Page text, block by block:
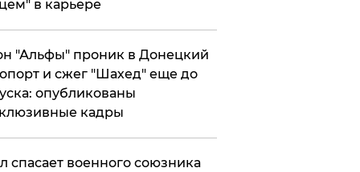
в карьере
"Альфы" проник в Донецкий
и сжег "Шахед" еще до
опубликованы
кадры
спасает военного союзника